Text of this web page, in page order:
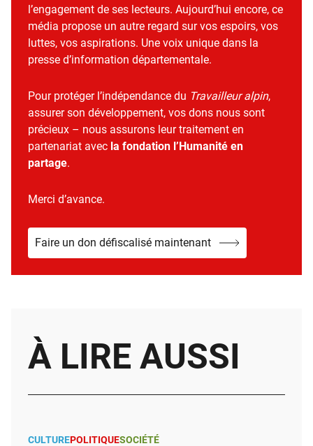
l’engagement de ses lecteurs. Aujourd’hui encore, ce
média propose un autre regard sur vos espoirs, vos
luttes, vos aspirations. Une voix unique dans la
presse d’information départementale.
Pour protéger l’indépendance du Travailleur alpin,
assurer son développement, vos dons nous sont
précieux – nous assurons leur traitement en
partenariat avec la fondation l’Humanité en
partage.
Merci d’avance.
Faire un don défiscalisé maintenant
À LIRE AUSSI
CULTUREPOLITIQUESOCIÉTÉ